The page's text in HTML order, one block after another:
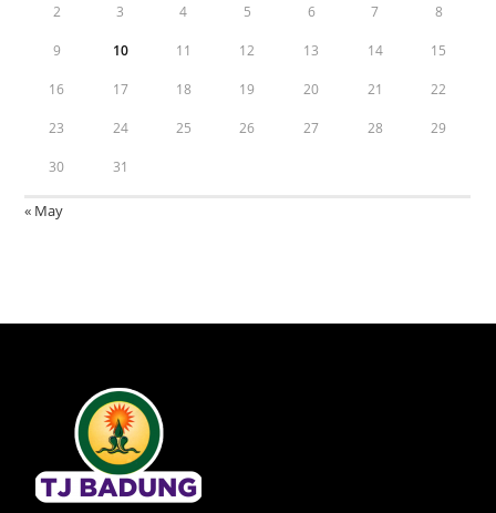
2 3 4 5 6 7 8
9 10 11 12 13 14 15
16 17 18 19 20 21 22
23 24 25 26 27 28 29
30 31
« May